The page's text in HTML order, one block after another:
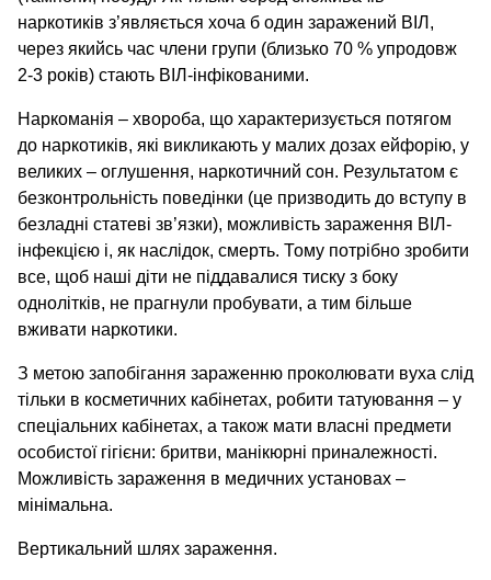
наркотиків з’являється хоча б один заражений ВІЛ,
через якийсь час члени групи (близько 70 % упродовж
2-3 років) стають ВІЛ-інфікованими.
Наркоманія – хвороба, що характеризується потягом
до наркотиків, які викликають у малих дозах ейфорію, у
великих – оглушення, наркотичний сон. Результатом є
безконтрольність поведінки (це призводить до вступу в
безладні статеві зв’язки), можливість зараження ВІЛ-
інфекцією і, як наслідок, смерть. Тому потрібно зробити
все, щоб наші діти не піддавалися тиску з боку
однолітків, не прагнули пробувати, а тим більше
вживати наркотики.
З метою запобігання зараженню проколювати вуха слід
тільки в косметичних кабінетах, робити татуювання – у
спеціальних кабінетах, а також мати власні предмети
особистої гігієни: бритви, манікюрні приналежності.
Можливість зараження в медичних установах –
мінімальна.
Вертикальний шлях зараження.